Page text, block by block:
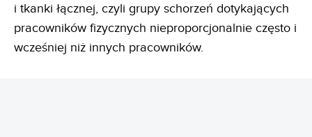
i tkanki łącznej, czyli grupy schorzeń dotykających
pracowników fizycznych nieproporcjonalnie często i
wcześniej niż innych pracowników.